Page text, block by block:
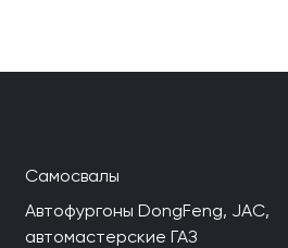
Самосвалы
Автофургоны DongFeng, JAC,
автомастерские ГАЗ